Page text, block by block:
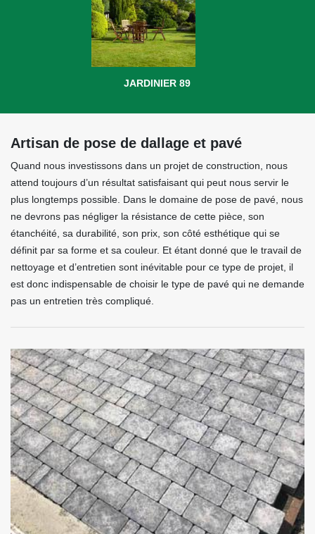
JARDINIER 89
Artisan de pose de dallage et pavé
Quand nous investissons dans un projet de construction, nous
attend toujours d’un résultat satisfaisant qui peut nous servir le
plus longtemps possible. Dans le domaine de pose de pavé, nous
ne devrons pas négliger la résistance de cette pièce, son
étanchéité, sa durabilité, son prix, son côté esthétique qui se
définit par sa forme et sa couleur. Et étant donné que le travail de
nettoyage et d’entretien sont inévitable pour ce type de projet, il
est donc indispensable de choisir le type de pavé qui ne demande
pas un entretien très compliqué.